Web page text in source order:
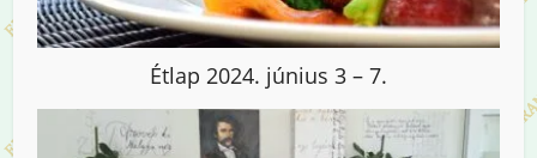
Étlap 2024. június 3 – 7.